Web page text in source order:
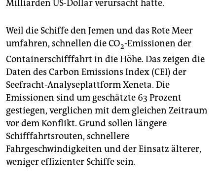
Milliarden US-Dollar verursacht hätte.
Weil die Schiffe den Jemen und das Rote Meer
umfahren, schnellen die CO2-Emissionen der
Containerschifffahrt in die Höhe. Das zeigen die
Daten des Carbon Emissions Index (CEI) der
Seefracht-Analyseplattform Xeneta. Die
Emissionen sind um geschätzte 63 Prozent
gestiegen, verglichen mit dem gleichen Zeitraum
vor dem Konflikt. Grund sollen längere
Schifffahrtsrouten, schnellere
Fahrgeschwindigkeiten und der Einsatz älterer,
weniger effizienter Schiffe sein.